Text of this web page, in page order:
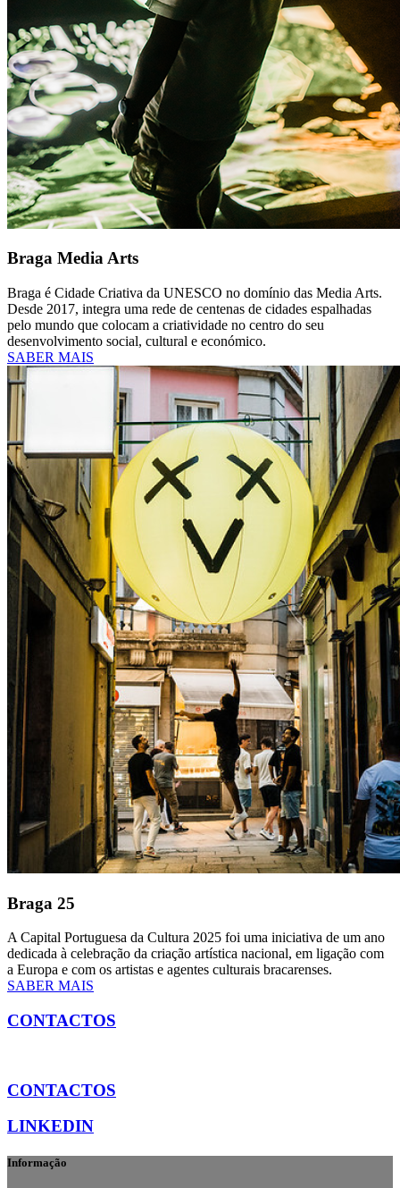
Braga Media Arts
Braga é Cidade Criativa da UNESCO no domínio das Media Arts.
Desde 2017, integra uma rede de centenas de cidades espalhadas
pelo mundo que colocam a criatividade no centro do seu
desenvolvimento social, cultural e económico.
SABER MAIS
Braga 25
A Capital Portuguesa da Cultura 2025 foi uma iniciativa de um ano
dedicada à celebração da criação artística nacional, em ligação com
a Europa e com os artistas e agentes culturais bracarenses.
SABER MAIS
CONTACTOS
CONTACTOS
LINKEDIN
Informação